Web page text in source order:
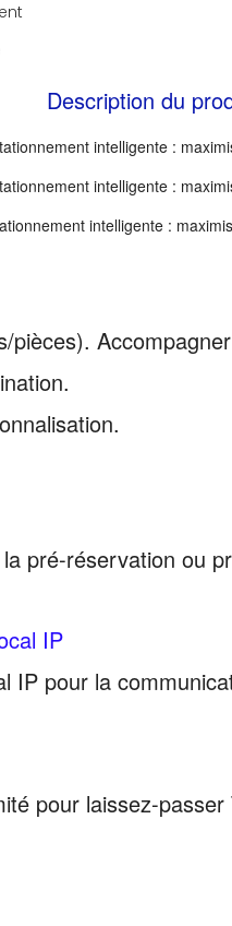
Description du
pièces).
pré-réservation ou
IP
IP pour la
pour laissez-